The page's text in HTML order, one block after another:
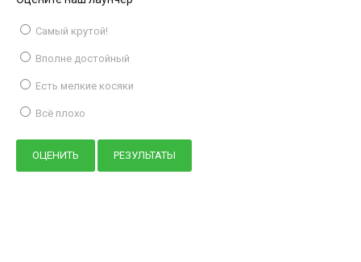
Самый крутой!
Вполне достойный
Есть мелкие косяки
Всё плохо